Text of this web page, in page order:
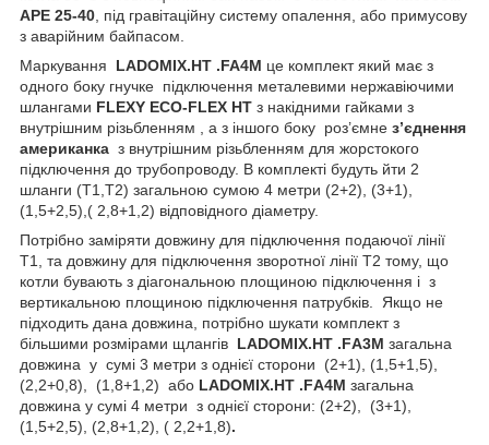
APE 25-40 , під гравітаційну систему опалення, або примусову
з аварійним байпасом.
Маркування LADOMIX.HT .FA4M це комплект який має з
одного боку гнучке підключення металевими нержавіючими
шлангами FLEXY ECO-FLEX HT з накідними гайками з
внутрішним різьбленням , а з іншого боку роз’ємне з’єднення
американка з внутрішним різьбленням для жорстокого
підключення до трубопроводу. В комплекті будуть йти 2
шланги (Т1,Т2) загальною сумою 4 метри (2+2), (3+1),
(1,5+2,5),( 2,8+1,2) відповідного діаметру.
Потрібно заміряти довжину для підключення подаючої лінії
Т1, та довжину для підключення зворотної лінії Т2 тому, що
котли бувають з діагональною площиною підключення і з
вертикальною площиною підключення патрубків. Якщо не
підходить дана довжина, потрібно шукати комплект з
більшими розмірами щлангів LADOMIX.HT .FА3M загальна
довжина у сумі 3 метри з однієї сторони
(2+1), (1,5+1,5),
(2,2+0,8), (1,8+1,2) або LADOMIX.HT .FА4M загальна
довжина у сумі 4 метри з однієї сторони: (2+2), (3+1),
(1,5+2,5), (2,8+1,2), ( 2,2+1,8).